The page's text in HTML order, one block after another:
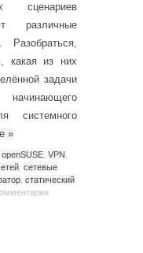
сценариев
различные
Разобраться,
какая из них
задачи
системного
»
openSUSE VPN
сетевые
статический